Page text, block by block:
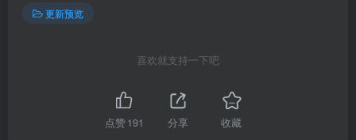
更新预览
喜欢就支持一下吧
点赞191 分享 收藏